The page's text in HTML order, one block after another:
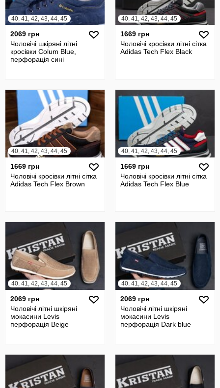
40, 41, 42, 43, 44, 45
2069 грн
Чоловічі шкіряні літні
кросівки Colum Blue,
перфорація сині
40, 41, 42, 43, 44, 45
1669 грн
Чоловічі кросівки літні сітка
Adidas Tech Flex Black
40, 41, 42, 43, 44, 45
1669 грн
Чоловічі кросівки літні сітка
Adidas Tech Flex Brown
40, 41, 42, 43, 44, 45
1669 грн
Чоловічі кросівки літні сітка
Adidas Tech Flex Blue
40, 41, 42, 43, 44, 45
2069 грн
Чоловічі літні шкіряні
мокасини Levis
перфорація Beige
40, 41, 42, 43, 44, 45
2069 грн
Чоловічі літні шкіряні
мокасини Levis
перфорація Dark blue